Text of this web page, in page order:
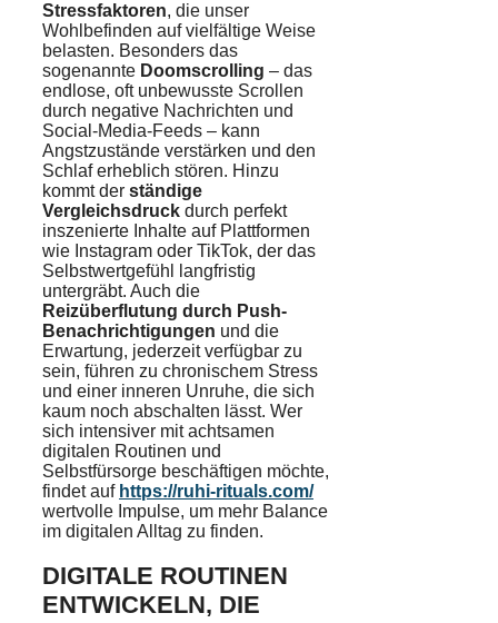
Stressfaktoren, die unser
Wohlbefinden auf vielfältige Weise
belasten. Besonders das
sogenannte Doomscrolling – das
endlose, oft unbewusste Scrollen
durch negative Nachrichten und
Social-Media-Feeds – kann
Angstzustände verstärken und den
Schlaf erheblich stören. Hinzu
kommt der ständige
Vergleichsdruck durch perfekt
inszenierte Inhalte auf Plattformen
wie Instagram oder TikTok, der das
Selbstwertgefühl langfristig
untergräbt. Auch die
Reizüberflutung durch Push-
Benachrichtigungen und die
Erwartung, jederzeit verfügbar zu
sein, führen zu chronischem Stress
und einer inneren Unruhe, die sich
kaum noch abschalten lässt. Wer
sich intensiver mit achtsamen
digitalen Routinen und
Selbstfürsorge beschäftigen möchte,
findet auf https://ruhi-rituals.com/
wertvolle Impulse, um mehr Balance
im digitalen Alltag zu finden.
DIGITALE ROUTINEN
ENTWICKELN, DIE